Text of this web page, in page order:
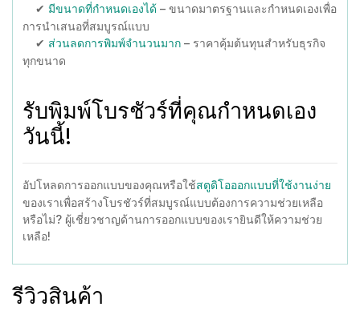
✔ มีขนาดที่กำหนดเองได้ – ขนาดมาตรฐานและกำหนดเองเพื่อ
การนำเสนอที่สมบูรณ์แบบ
✔ ส่วนลดการพิมพ์จำนวนมาก – ราคาคุ้มต้นทุนสำหรับธุรกิจ
ทุกขนาด
รับพิมพ์โบรชัวร์ที่คุณกำหนดเอง
วันนี้!
อัปโหลดการออกแบบของคุณหรือใช้สตูดิโอออกแบบที่ใช้งานง่าย
ของเราเพื่อสร้างโบรชัวร์ที่สมบูรณ์แบบต้องการความช่วยเหลือ
หรือไม่? ผู้เชี่ยวชาญด้านการออกแบบของเรายินดีให้ความช่วย
เหลือ!
รีวิวสินค้า